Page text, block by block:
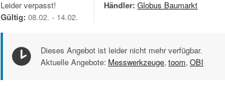
Leider verpasst!
Gültig: 08.02. - 14.02.
Händler: Globus Baumarkt
Dieses Angebot ist leider nicht mehr verfügbar.
Aktuelle Angebote: Messwerkzeuge, toom, OBI